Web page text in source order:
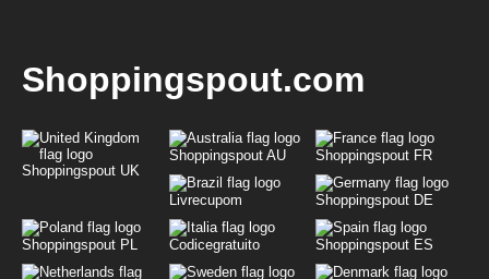
Shoppingspout.com
Shoppingspout UK
Shoppingspout AU Shoppingspout FR
Livrecupom Shoppingspout DE
Shoppingspout PL Codicegratuito Shoppingspout ES